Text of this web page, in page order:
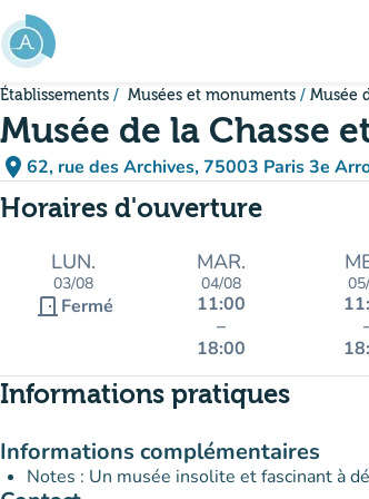
Aller au contenu principal
Établissements Musées et monuments Musée
Musée de la Chasse
place 62, rue des Archives, 75003 Paris 3e
(ouvrir dans
(nouvel
Horaires d'ouverture
LUN.
03/08
door_front Fermé
MAR.
04/08
11:00
–
18:00
Informations pratiques
Informations complémentaires
Notes : Un musée insolite et fascinant à